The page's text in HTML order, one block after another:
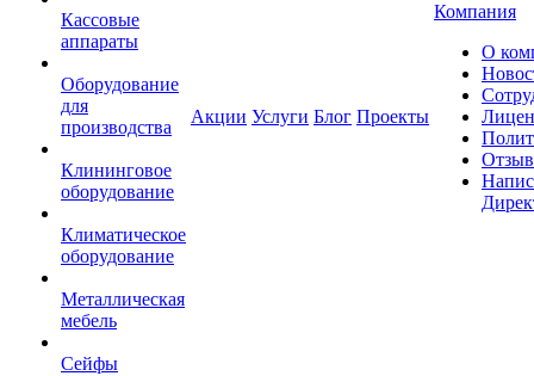
Кассовые
аппараты
Оборудование
для
производства
Клининговое
оборудование
Климатическое
оборудование
Металлическая
мебель
Сейфы
Акции Услуги Блог Проекты
Компания
О